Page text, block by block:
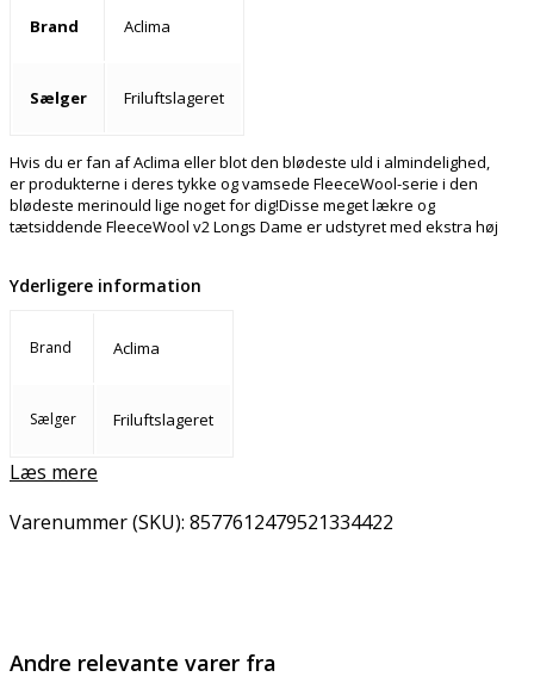
1.299,00 kr..
Brand Aclima
Sælger Friluftslageret
Hvis du er fan af Aclima eller blot den blødeste uld i almindelighed,
er produkterne i deres tykke og vamsede FleeceWool-serie i den
blødeste merinould lige noget for dig!Disse meget lækre og
tætsiddende FleeceWool v2 Longs Dame er udstyret med ekstra høj
Yderligere information
Brand Aclima
Sælger Friluftslageret
Læs mere
Varenummer (SKU): 8577612479521334422
Andre relevante varer fra